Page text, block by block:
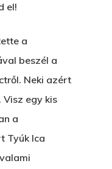
el!
a
beszél a
Neki azért
egy kis
a
Tyúk Ica
A Jóember
A Vér Nem Válik Vízzé
Egy Nyár
Eltojtuk Nyuszi
A PESTIA
Az Elveszett Fejezet
Feliratkozás
Gyuri